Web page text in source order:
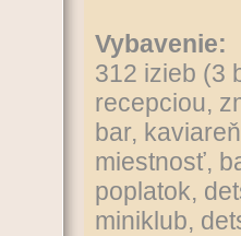
Vybavenie:
312 izieb (3
recepciou,
bar,
miestnosť,
poplatok,
miniklub,